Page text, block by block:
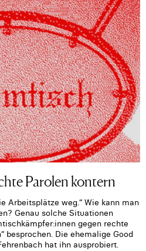
Parolen kontern
Arbeitsplätze weg.“ Wie kann man
Genau solche Situationen
gegen rechte
besprochen. Die ehemalige Good
hat ihn ausprobiert.